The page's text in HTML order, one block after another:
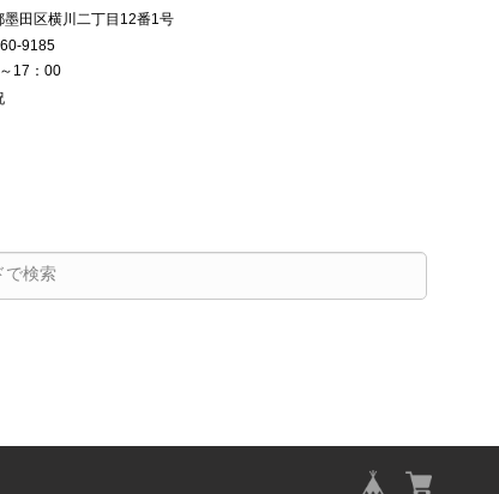
墨田区横川二丁目12番1号
9185
17：00